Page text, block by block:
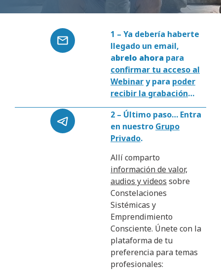
1 – Ya debería haberte
llegado un email,
abrelo ahora para
confirmar tu acceso al
Webinary para poder
recibir la grabación…
2 – Último paso… Entra
en nuestro Grupo
Privado.
Allí comparto
información de valor,
audios y videos sobre
Constelaciones
Sistémicas y
Emprendimiento
Consciente. Únete con la
plataforma de tu
preferencia para temas
profesionales: